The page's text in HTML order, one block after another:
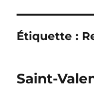
Étiquette :
Saint-